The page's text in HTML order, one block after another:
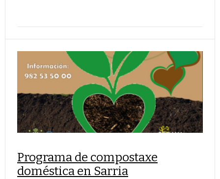
Programa de compostaxe
doméstica en Sarria